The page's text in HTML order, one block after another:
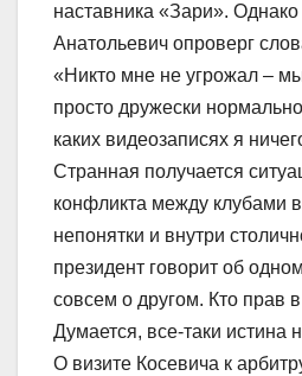
наставника «Зари».
Анатольевич опроверг
«Никто мне не угрожал –
просто дружески
каких видеозаписях я
Странная получается
конфликта между клубами
непонятки и внутри
президент говорит об
совсем о другом. Кто прав
Думается, все-таки истина
О визите Косевича к